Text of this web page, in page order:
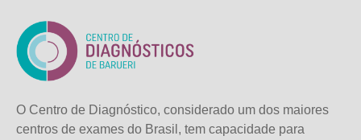
O Centro de Diagnóstico, considerado um dos maiores
centros de exames do Brasil, tem capacidade para